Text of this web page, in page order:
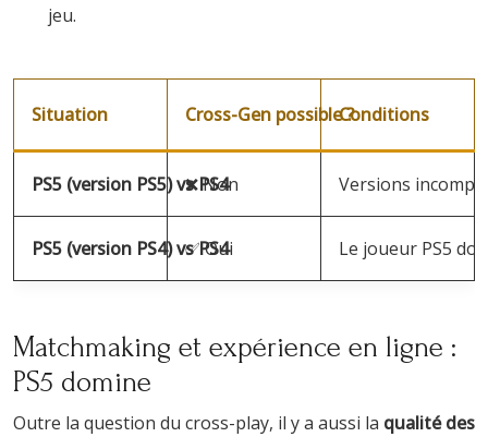
jeu.
Situation Cross-Gen possible ?Conditions
PS5 (version PS5) vs PS4
❌ Non Versions
PS5 (version PS4) vs PS4
✅ Oui Le joueur PS5
Matchmaking et expérience en ligne :
PS5 domine
Outre la question du cross-play, il y a aussi la qualité des